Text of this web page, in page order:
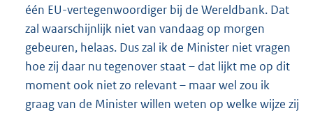
één EU-vertegenwoordiger bij de Wereldbank. Dat
zal waarschijnlijk niet van vandaag op morgen
gebeuren, helaas. Dus zal ik de Minister niet vragen
hoe zij daar nu tegenover staat – dat lijkt me op dit
moment ook niet zo relevant – maar wel zou ik
graag van de Minister willen weten op welke wijze zij